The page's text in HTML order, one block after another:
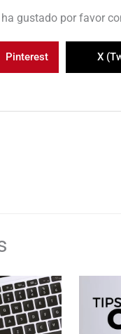
ha gustado por favor
Pinterest X